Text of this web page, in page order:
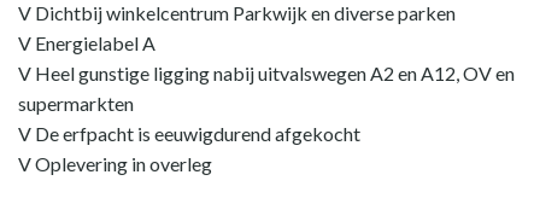
V Dichtbij winkelcentrum Parkwijk en diverse parken
V Energielabel A
V Heel gunstige ligging nabij uitvalswegen A2 en A12, OV en
supermarkten
V De erfpacht is eeuwigdurend afgekocht
V Oplevering in overleg